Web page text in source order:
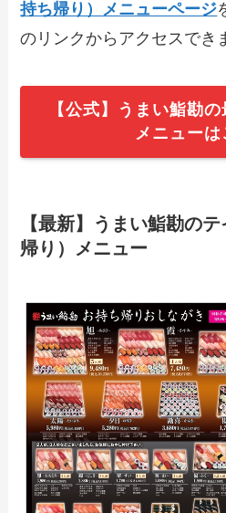
注文方法やキャ
【2024年最新】
【2024年最新】
クアウト（お持
予約・注文方法
説
持ち帰り）メニューページ
のリンクからアクセスでき
【公式】うまい鮨勘
メニューは
【最新】うまい鮨勘の
帰り）メニュー